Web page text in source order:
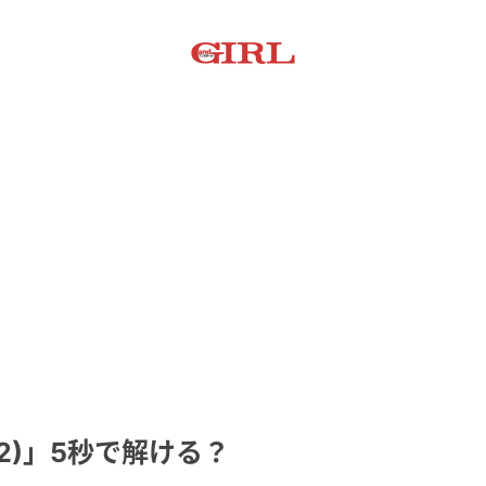
」5秒で解ける？